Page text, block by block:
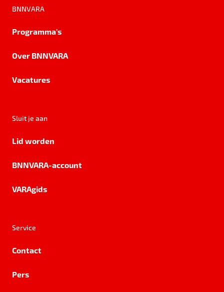
BNNVARA
Programma's
Over BNNVARA
Vacatures
Sluit je aan
Lid worden
BNNVARA-account
VARAgids
Service
Contact
Pers